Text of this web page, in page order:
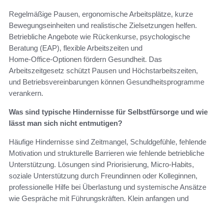
Regelmäßige Pausen, ergonomische Arbeitsplätze, kurze
Bewegungseinheiten und realistische Zielsetzungen helfen.
Betriebliche Angebote wie Rückenkurse, psychologische
Beratung (EAP), flexible Arbeitszeiten und
Home‑Office‑Optionen fördern Gesundheit. Das
Arbeitszeitgesetz schützt Pausen und Höchstarbeitszeiten,
und Betriebsvereinbarungen können Gesundheitsprogramme
verankern.
Was sind typische Hindernisse für Selbstfürsorge und wie
lässt man sich nicht entmutigen?
Häufige Hindernisse sind Zeitmangel, Schuldgefühle, fehlende
Motivation und strukturelle Barrieren wie fehlende betriebliche
Unterstützung. Lösungen sind Priorisierung, Micro‑Habits,
soziale Unterstützung durch Freundinnen oder Kolleginnen,
professionelle Hilfe bei Überlastung und systemische Ansätze
wie Gespräche mit Führungskräften. Klein anfangen und